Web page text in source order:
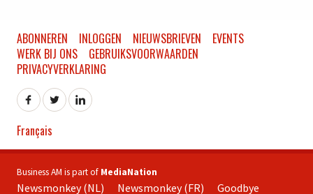
ABONNEREN INLOGGEN NIEUWSBRIEVEN
EVENTS
WERK BIJ ONS
GEBRUIKSVOORWAARDEN
PRIVACYVERKLARING
Français
Business AM is part of MediaNation
Newsmonkey (NL) Newsmonkey (FR) Goodbye